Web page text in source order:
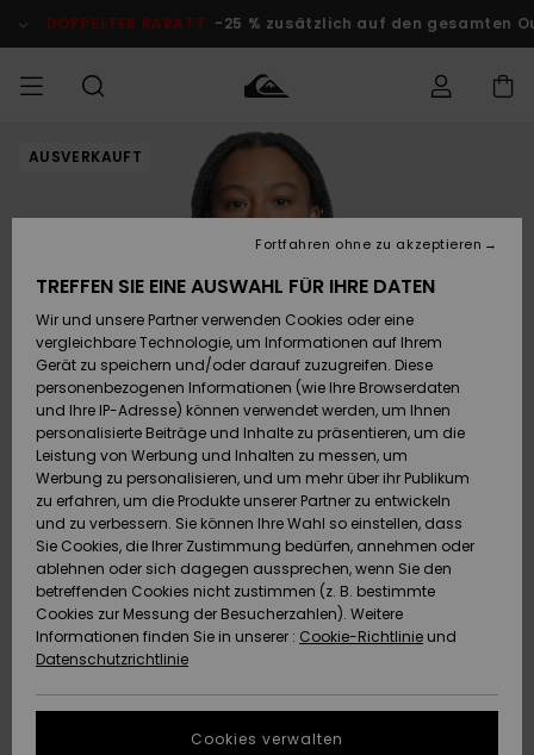
Produktinformation
DOPPELTER RABATT -25 % zusätzlich auf den gesamten
MÄNNER Kleidung
Accessoires
Schuhe&
Flip-Flops
Surf
Snow
Brandneu
Highlights
Kleidung
Accessoires
Schuhe&
Flip-Flops
Surf
Snow
Brandneu
Highlights
FRAUEN
Shop
Brandneu
Highlights
Snow
SURF
Surf Shop
Männer
Kinder
Highlights
Community
SNOW
Snow Shop
Männer
Snow Shop
Kinder
Snow Shop
Damen
Highlights
Community
DOPPELTER
RABATT
Outlet
Herren
KINDER
Outlet
Frauen
HILFE & KONTAKT
Auf meine
zugreifen
Retouren
Bezahlung
Geschenkkarte
Quiksilver
Freedom
Datenschutz
Starten Sie eine
NACHHALTIGKEIT
SHOPS
AUSVERKAUFT
TREFFEN SIE EINE AUSWAHL FÜR IHRE DATEN
Wir und unsere Partner verwenden Cookies oder eine
vergleichbare Technologie, um Informationen auf Ihrem
Gerät zu speichern und/oder darauf zuzugreifen. Diese
personenbezogenen Informationen (wie Ihre Browserdaten
und Ihre IP-Adresse) können verwendet werden, um Ihnen
personalisierte Beiträge und Inhalte zu präsentieren, um die
Leistung von Werbung und Inhalten zu messen, um
Werbung zu personalisieren, und um mehr über ihr Publikum
zu erfahren, um die Produkte unserer Partner zu entwickeln
und zu verbessern. Sie können Ihre Wahl so einstellen, dass
Sie Cookies, die Ihrer Zustimmung bedürfen, annehmen oder
ablehnen oder sich dagegen aussprechen, wenn Sie den
betreffenden Cookies nicht zustimmen (z. B. bestimmte
Cookies zur Messung der Besucherzahlen). Weitere
Informationen finden Sie in unserer : Cookie-Richtlinie und
Datenschutzrichtlinie
Cookies verwalten
Fortfahren ohne zu akzeptieren